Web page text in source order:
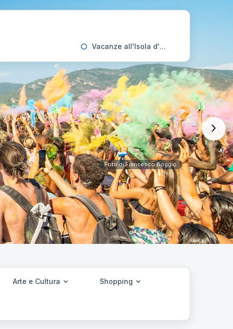
Vacanze all'Isola d'Elba
Foto di Francesco Boggio
›
Arte e Cultura Shopping